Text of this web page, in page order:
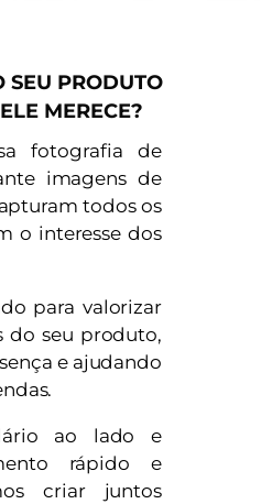
SEU PRODUTO
MERECE?
fotografia de
imagens de
todos os
o interesse dos
para valorizar
do seu produto,
e ajudando
ao lado e
rápido e
criar juntos